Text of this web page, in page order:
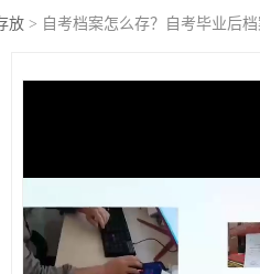
放 > 自考档案怎么存？自考毕业后